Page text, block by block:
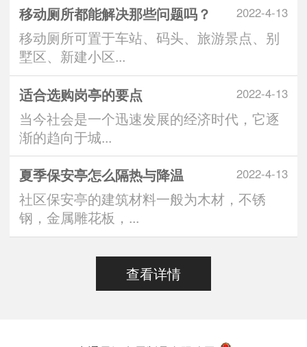
2022-4-13
移动厕所都能解决那些问题吗？
移动厕所可置于车站、码头、旅游景点、别
墅区、新建小区...
2022-4-13
适合选购岗亭的要点
当今社会是一个迅速发展的经济时代，它逐
渐的趋向于城...
2022-4-13
夏季保安亭怎么隔热与降温
社区保安亭的建筑材料一般为木材，不锈
钢，金属雕花板，...
查看详情